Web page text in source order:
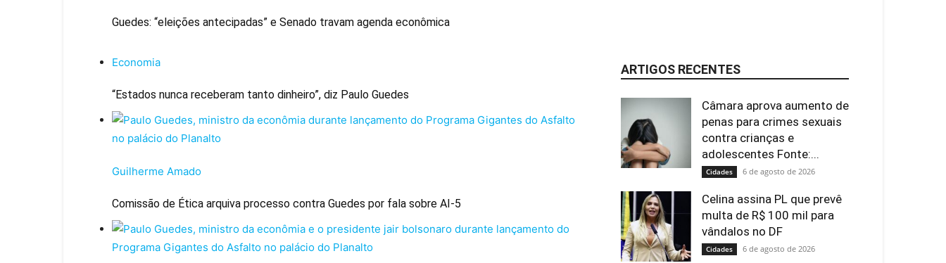
Guedes: “eleições antecipadas” e Senado travam agenda econômica
Economia
“Estados nunca receberam tanto dinheiro”, diz Paulo Guedes
Guilherme Amado
Comissão de Ética arquiva processo contra Guedes por fala sobre AI-5
ARTIGOS RECENTES
Câmara aprova aumento de
penas para crimes sexuais
contra crianças e
adolescentes Fonte:...
Cidades 6 de agosto de 2026
Celina assina PL que prevê
multa de R$ 100 mil para
vândalos no DF
Cidades 6 de agosto de 2026